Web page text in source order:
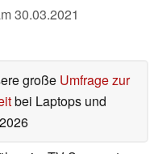
30.03.2021
große Umfrage zur
bei Laptops und